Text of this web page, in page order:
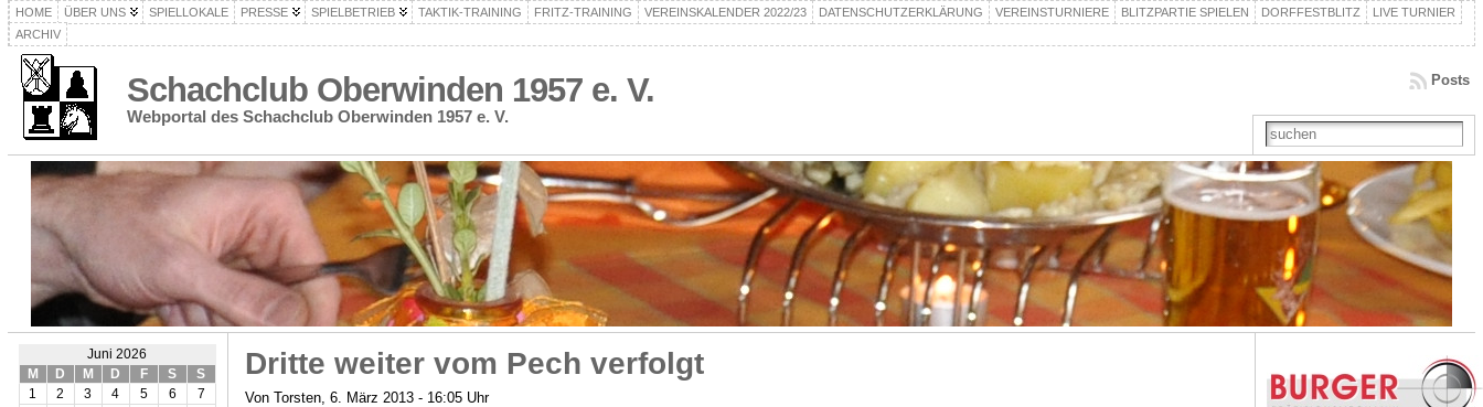
HOME ÜBER UNS SPIELLOKALE PRESSE SPIELBETRIEB TAKTIK-TRAINING FRITZ-TRAINING VEREINSKALENDER 2022/23 DATENSCHUTZERKLÄRUNG VEREINSTURNIERE BLITZPARTIE SPIELEN DORFFESTBLITZ
LIVE TURNIER
ARCHIV
Schachclub Oberwinden 1957 e. V.
Webportal des Schachclub Oberwinden 1957 e. V.
Posts
Juni 2026
M
D M D F S
S
1
2 3 4 5 6
7
Dritte weiter vom Pech verfolgt
Von Torsten, 6. März 2013 - 16:05 Uhr